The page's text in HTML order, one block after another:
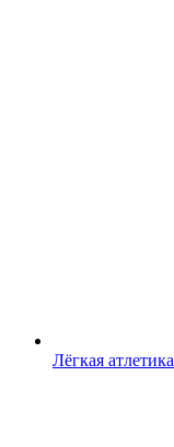
Лёгкая атлетика